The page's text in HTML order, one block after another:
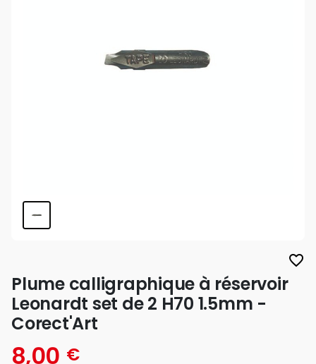
favorite_border
Plume calligraphique à réservoir
Leonardt set de 2 H70 1.5mm -
Corect'Art
8,00 €